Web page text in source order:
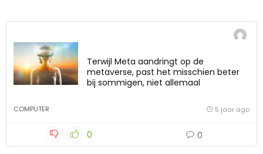
Terwijl Meta aandringt op de
metaverse, past het misschien beter
bij sommigen, niet allemaal
COMPUTER 5 jaar ago
0 0